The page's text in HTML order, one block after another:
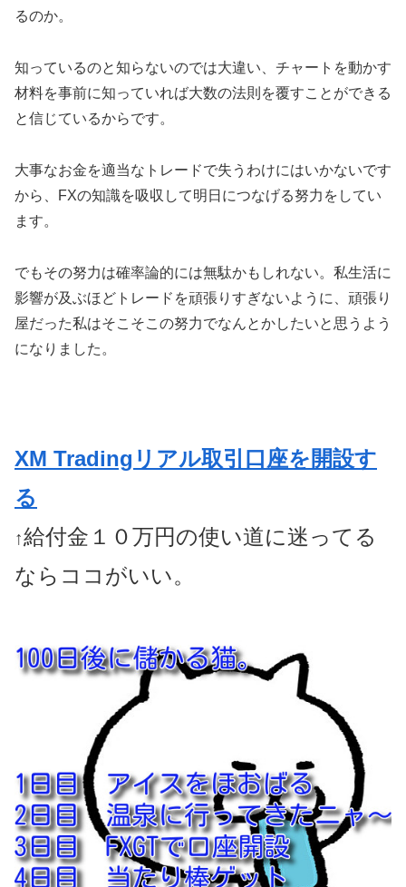
るのか。
知っているのと知らないのでは大違い、チャートを動かす
材料を事前に知っていれば大数の法則を覆すことができる
と信じているからです。
大事なお金を適当なトレードで失うわけにはいかないです
から、FXの知識を吸収して明日につなげる努力をしてい
ます。
でもその努力は確率論的には無駄かもしれない。私生活に
影響が及ぶほどトレードを頑張りすぎないように、頑張り
屋だった私はそこそこの努力でなんとかしたいと思うよう
になりました。
XM Tradingリアル取引口座を開設す
る
↑給付金１０万円の使い道に迷ってる
ならココがいい。